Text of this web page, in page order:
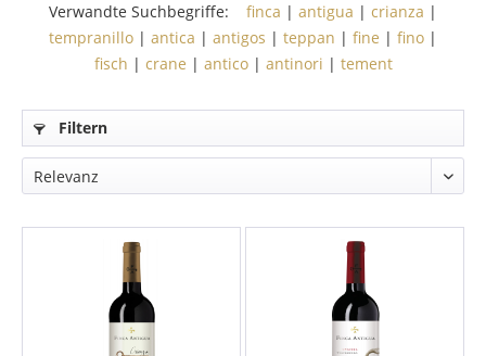
Verwandte Suchbegriffe:
finca | antigua | crianza |
tempranillo | antica | antigos | teppan | fine | fino |
fisch | crane | antico| antinori | tement
Filtern